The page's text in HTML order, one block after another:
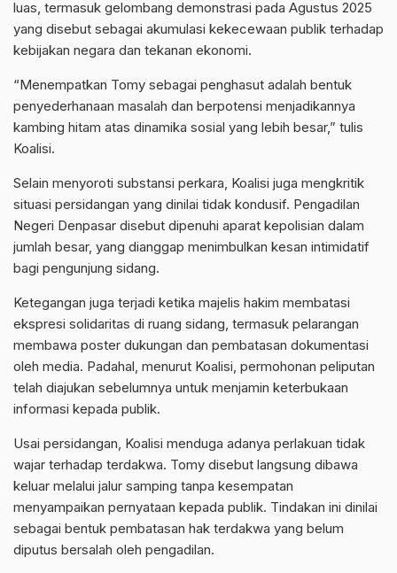
luas, termasuk gelombang demonstrasi pada Agustus 2025
yang disebut sebagai akumulasi kekecewaan publik terhadap
kebijakan negara dan tekanan ekonomi.
“Menempatkan Tomy sebagai penghasut adalah bentuk
penyederhanaan masalah dan berpotensi menjadikannya
kambing hitam atas dinamika sosial yang lebih besar,” tulis
Koalisi.
Selain menyoroti substansi perkara, Koalisi juga mengkritik
situasi persidangan yang dinilai tidak kondusif. Pengadilan
Negeri Denpasar disebut dipenuhi aparat kepolisian dalam
jumlah besar, yang dianggap menimbulkan kesan intimidatif
bagi pengunjung sidang.
Ketegangan juga terjadi ketika majelis hakim membatasi
ekspresi solidaritas di ruang sidang, termasuk pelarangan
membawa poster dukungan dan pembatasan dokumentasi
oleh media. Padahal, menurut Koalisi, permohonan peliputan
telah diajukan sebelumnya untuk menjamin keterbukaan
informasi kepada publik.
Usai persidangan, Koalisi menduga adanya perlakuan tidak
wajar terhadap terdakwa. Tomy disebut langsung dibawa
keluar melalui jalur samping tanpa kesempatan
menyampaikan pernyataan kepada publik. Tindakan ini dinilai
sebagai bentuk pembatasan hak terdakwa yang belum
diputus bersalah oleh pengadilan.